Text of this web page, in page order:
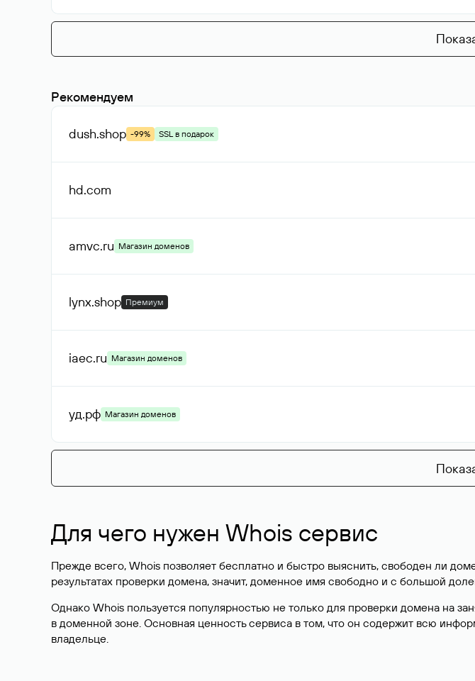
Рекомендуем
dush.shop -99% SSL в подарок
hd.com
amvc.ru Магазин доменов
lynx.shop Премиум
iaec.ru Магазин доменов
уд.рф Магазин доменов
Для чего нужен Whois сервис
Прежде всего, Whois позволяет бесплатно и быстро выяснить, свободен ли
результатах проверки домена, значит, доменное имя свободно и с большой
Однако Whois пользуется популярностью не только для проверки домена на
в доменной зоне. Основная ценность сервиса в том, что он содержит всю
владельце.